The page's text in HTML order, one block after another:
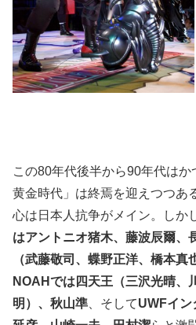
この80年代後半から90年代はか
黄金時代」は終焉を迎えつつあ
心は日本人抗争がメイン。しか
はアントニオ猪木、藤波辰爾、
（武藤敬司、蝶野正洋、橋本真
NOAHでは四天王（三沢光晴、
明）、秋山準 、そしてUWFイン